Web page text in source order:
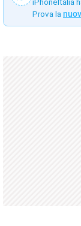
Prova la